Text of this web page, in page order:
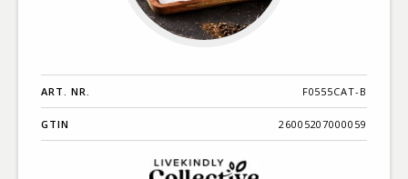
ART. NR. F0555CAT-B
GTIN 26005207000059